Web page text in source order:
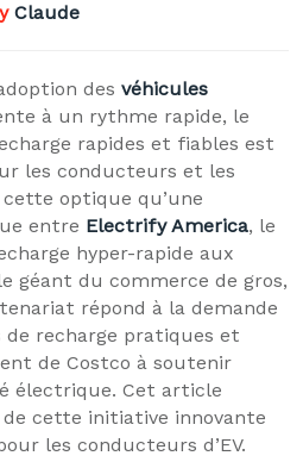
Claude
des véhicules
à un rythme rapide, le
rapides et fiables est
les conducteurs et les
cette optique qu’une
entre Electrify America, le
hyper-rapide aux
géant du commerce de gros,
répond à la demande
recharge pratiques et
de Costco à soutenir
électrique. Cet article
cette initiative innovante
les conducteurs d’EV.